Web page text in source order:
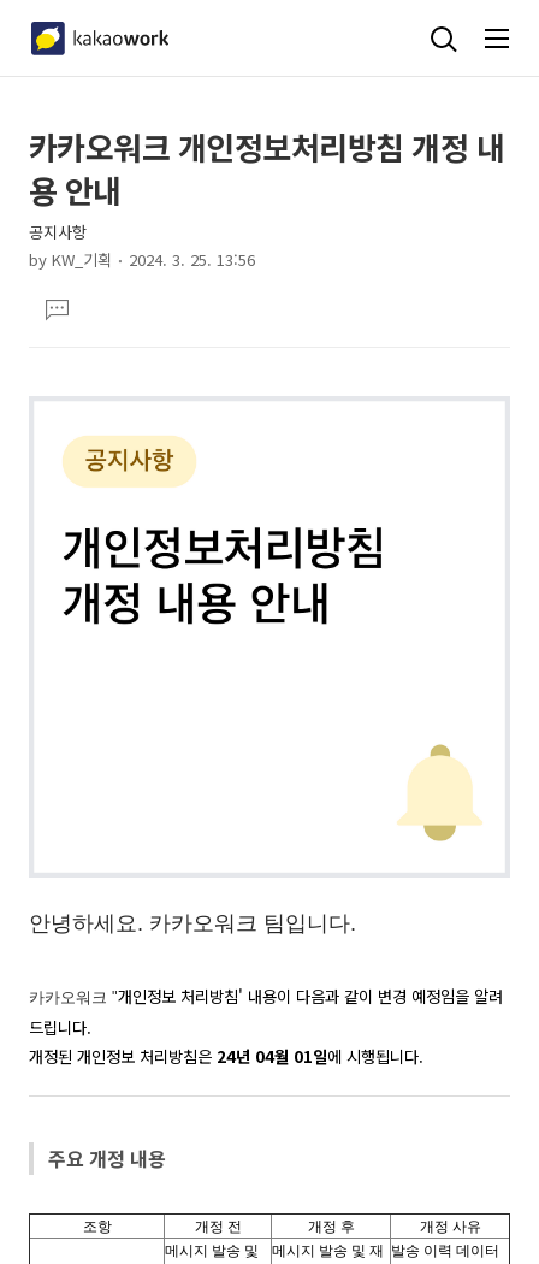
상
세
컨
텐
츠
본
문
제
목
카카오워크 개인정보처리방침 개정 내
용 안내
공지사항
by KW_기획 2024. 3. 25. 13:56
문댓
글
안녕하세요. 카카오워크 팀입니다.
카카오워크 "개인정보 처리방침' 내용이 다음과 같이 변경 예정임을 알려
드립니다.
개정된 개인정보 처리방침은 24년 04월 01일에 시행됩니다.
주요 개정 내용
조항 개정 전 개정 후 개정 사유
메시지 발송 및
메시지 발송 및 재
발송 이력 데이터